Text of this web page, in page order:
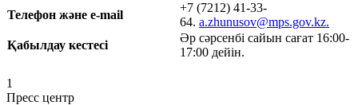
Телефон және e-mail
+7 (7212) 41-33-
64. a.zhunusov@mps.gov.kz.
Қабылдау кестесі
Әр сәрсенбі сайын сағат 16:00-
17:00 дейін.
1
Пресс центр